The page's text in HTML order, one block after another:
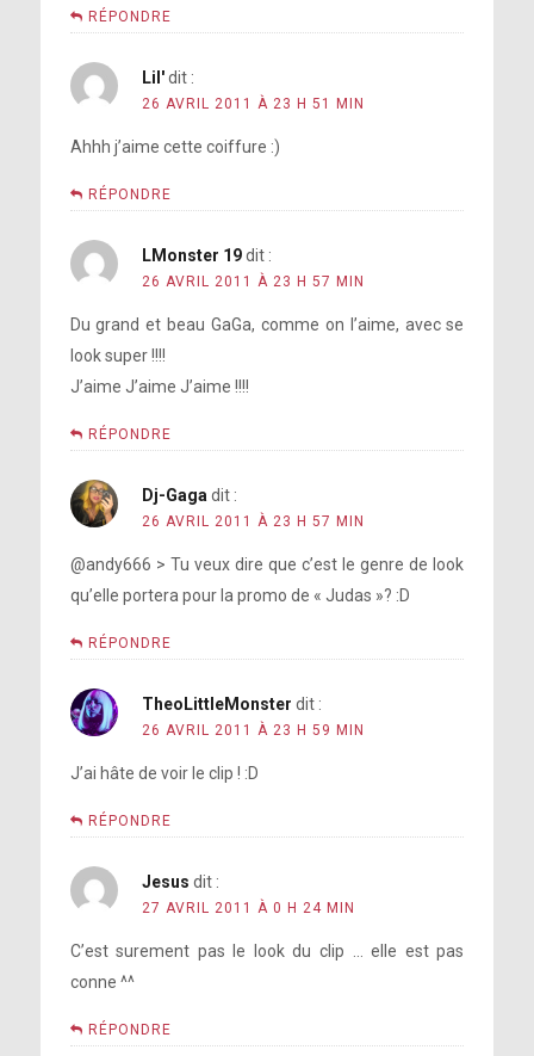
RÉPONDRE
Lil' dit :
26 AVRIL 2011 À 23 H 51 MIN
Ahhh j’aime cette coiffure :)
RÉPONDRE
LMonster 19 dit :
26 AVRIL 2011 À 23 H 57 MIN
Du grand et beau GaGa, comme on l’aime, avec se
look super !!!!
J’aime J’aime J’aime !!!!
RÉPONDRE
Dj-Gaga dit :
26 AVRIL 2011 À 23 H 57 MIN
@andy666 > Tu veux dire que c’est le genre de look
qu’elle portera pour la promo de « Judas »? :D
RÉPONDRE
TheoLittleMonster dit :
26 AVRIL 2011 À 23 H 59 MIN
J’ai hâte de voir le clip ! :D
RÉPONDRE
Jesus dit :
27 AVRIL 2011 À 0 H 24 MIN
C’est surement pas le look du clip … elle est pas
conne ^^
RÉPONDRE